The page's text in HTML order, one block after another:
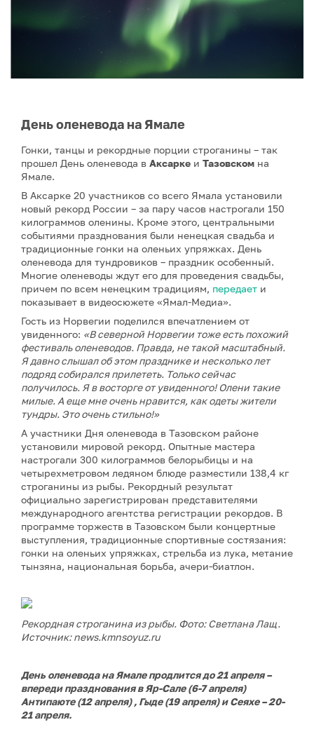
День оленевода на Ямале
Гонки, танцы и рекордные порции строганины – так
прошел День оленевода в Аксарке и Тазовском на
Ямале.
В Аксарке 20 участников со всего Ямала установили
новый рекорд России – за пару часов настрогали 150
килограммов оленины. Кроме этого, центральными
событиями празднования были ненецкая свадьба и
традиционные гонки на оленьих упряжках. День
оленевода для тундровиков – праздник особенный.
Многие оленеводы ждут его для проведения свадьбы,
причем по всем ненецким традициям, передает и
показывает в видеосюжете «Ямал-Медиа».
Гость из Норвегии поделился впечатлением от
увиденного: «В северной Норвегии тоже есть похожий
фестиваль оленеводов. Правда, не такой масштабный.
Я давно слышал об этом празднике и несколько лет
подряд собирался прилететь. Только сейчас
получилось. Я в восторге от увиденного! Олени такие
милые. А еще мне очень нравится, как одеты жители
тундры. Это очень стильно!»
А участники Дня оленевода в Тазовском районе
установили мировой рекорд. Опытные мастера
настрогали 300 килограммов белорыбицы и на
четырехметровом ледяном блюде разместили 138,4 кг
строганины из рыбы. Рекордный результат
официально зарегистрирован представителями
международного агентства регистрации рекордов. В
программе торжеств в Тазовском были концертные
выступления, традиционные спортивные состязания:
гонки на оленьих упряжках, стрельба из лука, метание
тынзяна, национальная борьба, ачери-биатлон.
Рекордная строганина из рыбы. Фото: Светлана Лащ.
Источник: news.kmnsoyuz.ru
День оленевода на Ямале продлится до 21 апреля –
впереди празднования в Яр-Сале (6-7 апреля)
Антипаюте (12 апреля) , Гыде (19 апреля) и Сеяхе – 20-
21 апреля.